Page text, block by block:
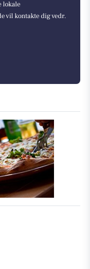
lokale
vil kontakte dig vedr.